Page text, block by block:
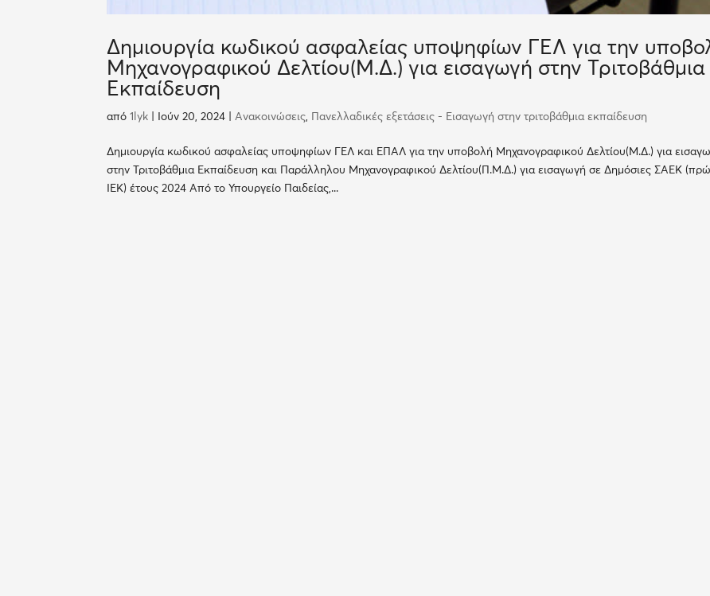
Δημιουργία κωδικού ασφαλείας υποψηφίων ΓΕΛ για την
Μηχανογραφικού Δελτίου(Μ.Δ.) για εισαγωγή στην Τριτοβάθμια
Εκπαίδευση
από1lyk Ιούν 20, 2024 Ανακοινώσεις Πανελλαδικές εξετάσεις - Εισαγωγή στην τριτοβάθμια εκπαίδευση
Δημιουργία κωδικού ασφαλείας υποψηφίων ΓΕΛ και ΕΠΑΛ για την υποβολή Μηχανογραφικού Δελτίου(Μ.Δ.) για
στην Τριτοβάθμια Εκπαίδευση και Παράλληλου Μηχανογραφικού Δελτίου(Π.Μ.Δ.) για εισαγωγή σε Δημόσιες ΣΑΕΚ
ΙΕΚ) έτους 2024 Από το Υπουργείο Παιδείας,...